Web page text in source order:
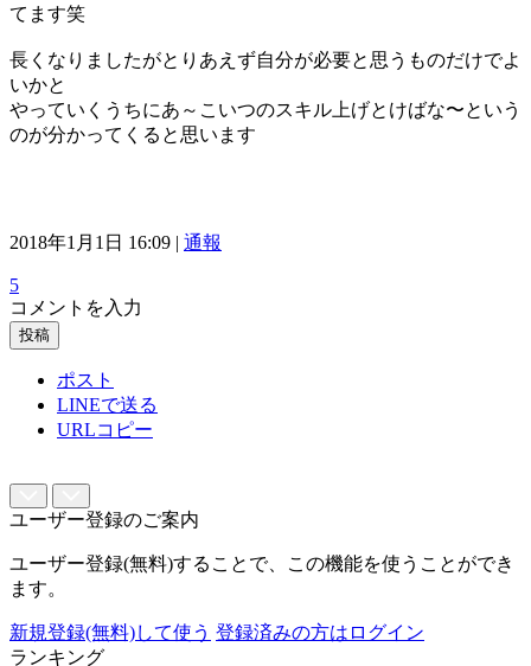
てます笑
長くなりましたがとりあえず自分が必要と思うものだけでよ
いかと
やっていくうちにあ～こいつのスキル上げとけばな〜という
のが分かってくると思います
2018年1月1日 16:09 | 通報
5
コメントを入力
投稿
ポスト
LINEで送る
URLコピー
ユーザー登録のご案内
ユーザー登録(無料)することで、この機能を使うことができ
ます。
新規登録(無料)して使う 登録済みの方はログイン
ランキング